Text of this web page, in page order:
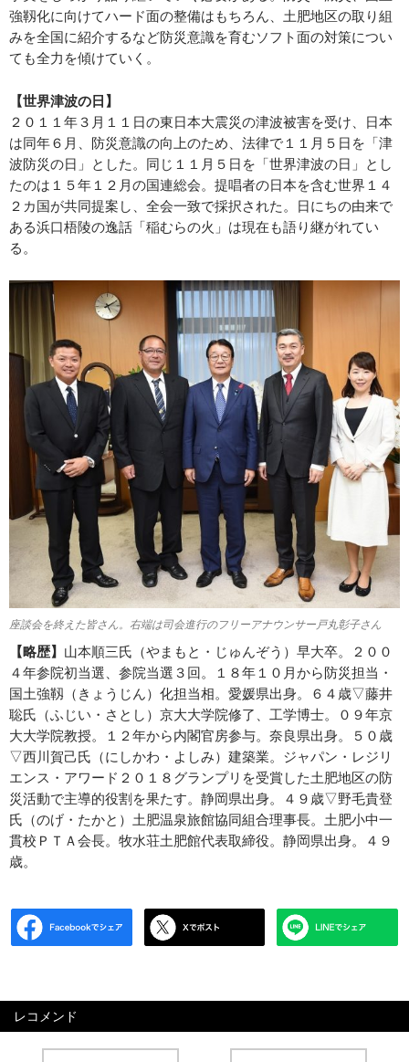
強靱化に向けてハード面の整備はもちろん、土肥地区の取り組
みを全国に紹介するなど防災意識を育むソフト面の対策につい
ても全力を傾けていく。
【世界津波の日】
２０１１年３月１１日の東日本大震災の津波被害を受け、日本
は同年６月、防災意識の向上のため、法律で１１月５日を「津
波防災の日」とした。同じ１１月５日を「世界津波の日」とし
たのは１５年１２月の国連総会。提唱者の日本を含む世界１４
２カ国が共同提案し、全会一致で採択された。日にちの由来で
ある浜口梧陵の逸話「稲むらの火」は現在も語り継がれてい
る。
座談会を終えた皆さん。右端は司会進行のフリーアナウンサー戸丸彰子さん
【略歴】 山本順三氏（やまもと・じゅんぞう）早大卒。２００
４年参院初当選、参院当選３回。１８年１０月から防災担当・
国土強靱（きょうじん）化担当相。愛媛県出身。６４歳▽藤井
聡氏（ふじい・さとし）京大大学院修了、工学博士。０９年京
大大学院教授。１２年から内閣官房参与。奈良県出身。５０歳
▽西川賀己氏（にしかわ・よしみ）建築業。ジャパン・レジリ
エンス・アワード２０１８グランプリを受賞した土肥地区の防
災活動で主導的役割を果たす。静岡県出身。４９歳▽野毛貴登
氏（のげ・たかと）土肥温泉旅館協同組合理事長。土肥小中一
貫校ＰＴＡ会長。牧水荘土肥館代表取締役。静岡県出身。４９
歳。
レコメンド